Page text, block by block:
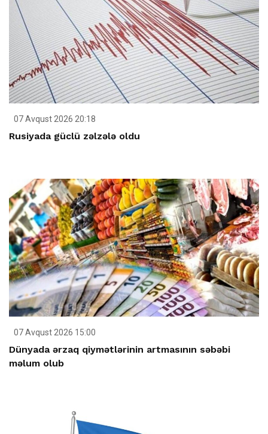
07 Avqust 2026 20:18
Rusiyada güclü zəlzələ oldu
07 Avqust 2026 15:00
Dünyada ərzaq qiymətlərinin artmasının səbəbi
məlum olub